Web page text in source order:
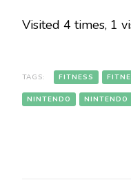
Visited 4 times, 1
TAGS: FITNESS
NINTENDO NINTENDO